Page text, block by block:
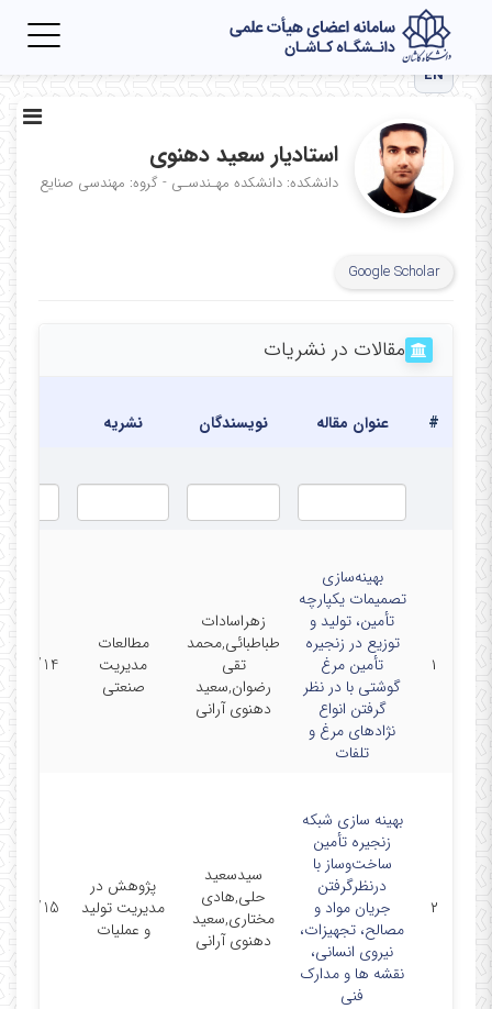
EN
استادیار سعید دهنوی
دانشکده: دانشکده مهـندسـی - گروه: مهندسی صنایع
Google Scholar
مقالات در نشریات
# عنوان مقاله نویسندگان نشریه
تاریخ
انتشار
۱
بهینه‌سازی
تصمیمات یکپارچه
تأمین، تولید و
توزیع در زنجیره‌
تأمین مرغ
گوشتی با در نظر
گرفتن انواع
نژادهای مرغ و
تلفات
زهراسادات
طباطبائی,محمد
تقی
رضوان,سعید
دهنوی آرانی
مطالعات
مدیریت
صنعتی
10/14
۲
بهینه سازی شبکه
زنجیره تأمین
ساخت‌وساز با
درنظرگرفتن
جریان مواد و
مصالح، تجهیزات،
نیروی انسانی،
نقشه ها و مدارک
فنی
سیدسعید
حلی,هادی
مختاری,سعید
دهنوی آرانی
پژوهش در
مدیریت تولید
و عملیات
05/15